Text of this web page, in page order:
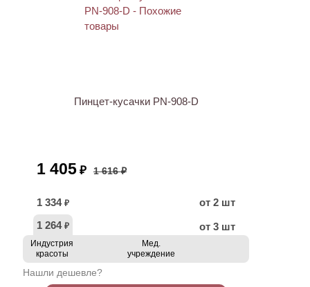
Пинцет-кусачки PN-908-D
1 405 ₽ 1 616 ₽
1 334 ₽
от 2 шт
1 264 ₽ от 3 шт
Индустрия
красоты
Мед.
учреждение
Нашли дешевле?